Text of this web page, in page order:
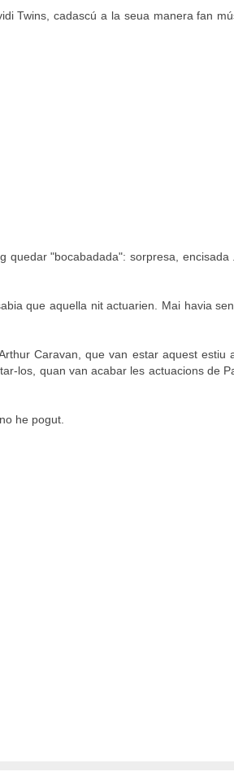
Twins, cadascú a la seua manera fan
quedar "bocabadada": sorpresa, encisada
que aquella nit actuarien. Mai havia
Caravan, que van estar aquest estiu
los, quan van acabar les actuacions de
he pogut.